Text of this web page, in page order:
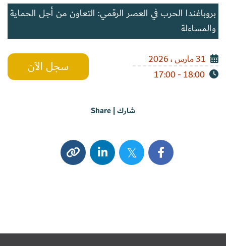
بروباغندا الحرب في العصر الرقمي: التعاون من أجل الحماية
والمساءلة
31 مارس ، 2026
18:00 - 17:00
سجل الآن
شارك | Share